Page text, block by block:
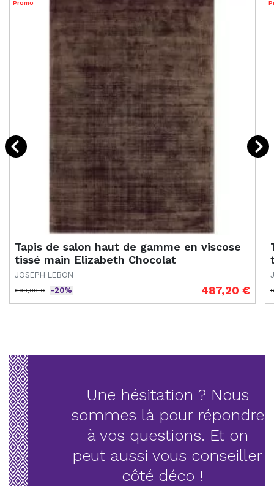
Tapis de salon haut de gamme en viscose
tissé main Elizabeth Chocolat
JOSEPH LEBON
Prix de base
609,00 €
Prix -20% 487,20 €
Promo
Une hésitation ? Nous
sommes là pour répondre
à vos questions. Et on
peut aussi vous conseiller
côté déco !